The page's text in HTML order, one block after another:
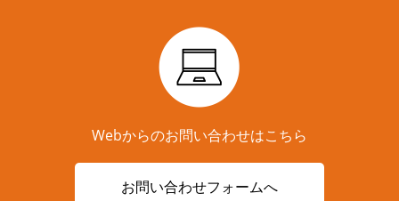
Webからのお問い合わせはこちら
お問い合わせフォームへ